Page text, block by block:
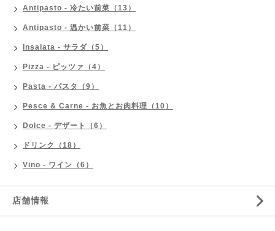
Antipasto - 冷たい前菜（13）
Antipasto - 温かい前菜（11）
Insalata - サラダ（5）
Pizza - ピッツァ（4）
Pasta - パスタ（9）
Pesce & Carne - お魚とお肉料理（10）
Dolce - デザート（6）
ドリンク（18）
Vino - ワイン（6）
店舗情報